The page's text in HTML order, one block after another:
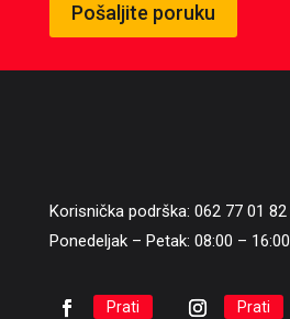
Pošaljite poruku
Korisnička podrška: 062 77 01 82
Ponedeljak – Petak: 08:00 – 16:00
Prati Prati